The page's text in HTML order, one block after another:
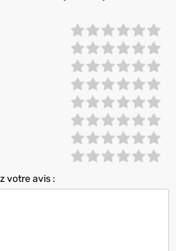
votre avis :